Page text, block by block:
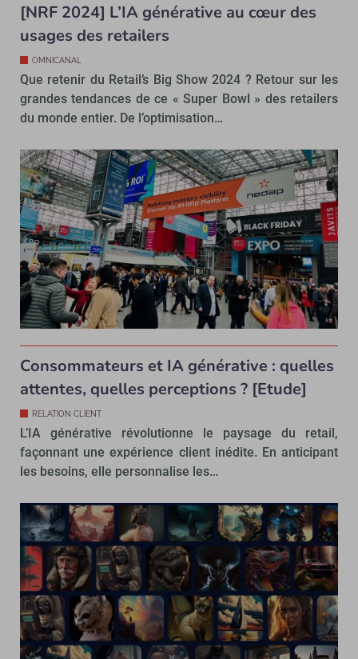
[NRF 2024] L’IA générative au cœur des
usages des retailers
OMNICANAL
Que retenir du Retail’s Big Show 2024 ? Retour sur les
grandes tendances de ce « Super Bowl » des retailers
du monde entier. De l’optimisation…
Consommateurs et IA générative : quelles
attentes, quelles perceptions ? [Etude]
RELATION CLIENT
L’IA générative révolutionne le paysage du retail,
façonnant une expérience client inédite. En anticipant
les besoins, elle personnalise les…